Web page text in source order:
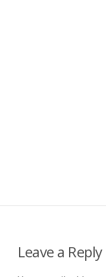
Leave a Reply